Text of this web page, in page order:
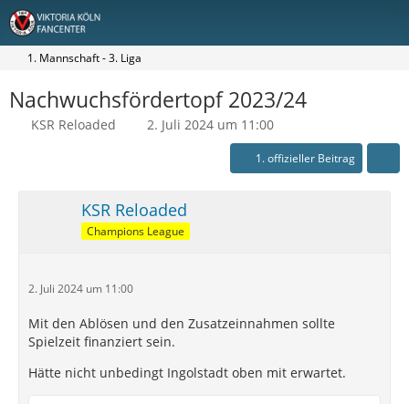
1. Mannschaft - 3. Liga
Nachwuchsfördertopf 2023/24
KSR Reloaded 2. Juli 2024 um 11:00
1. offizieller Beitrag
KSR Reloaded
Champions League
2. Juli 2024 um 11:00
Mit den Ablösen und den Zusatzeinnahmen sollte
Spielzeit finanziert sein.
Hätte nicht unbedingt Ingolstadt oben mit erwartet.